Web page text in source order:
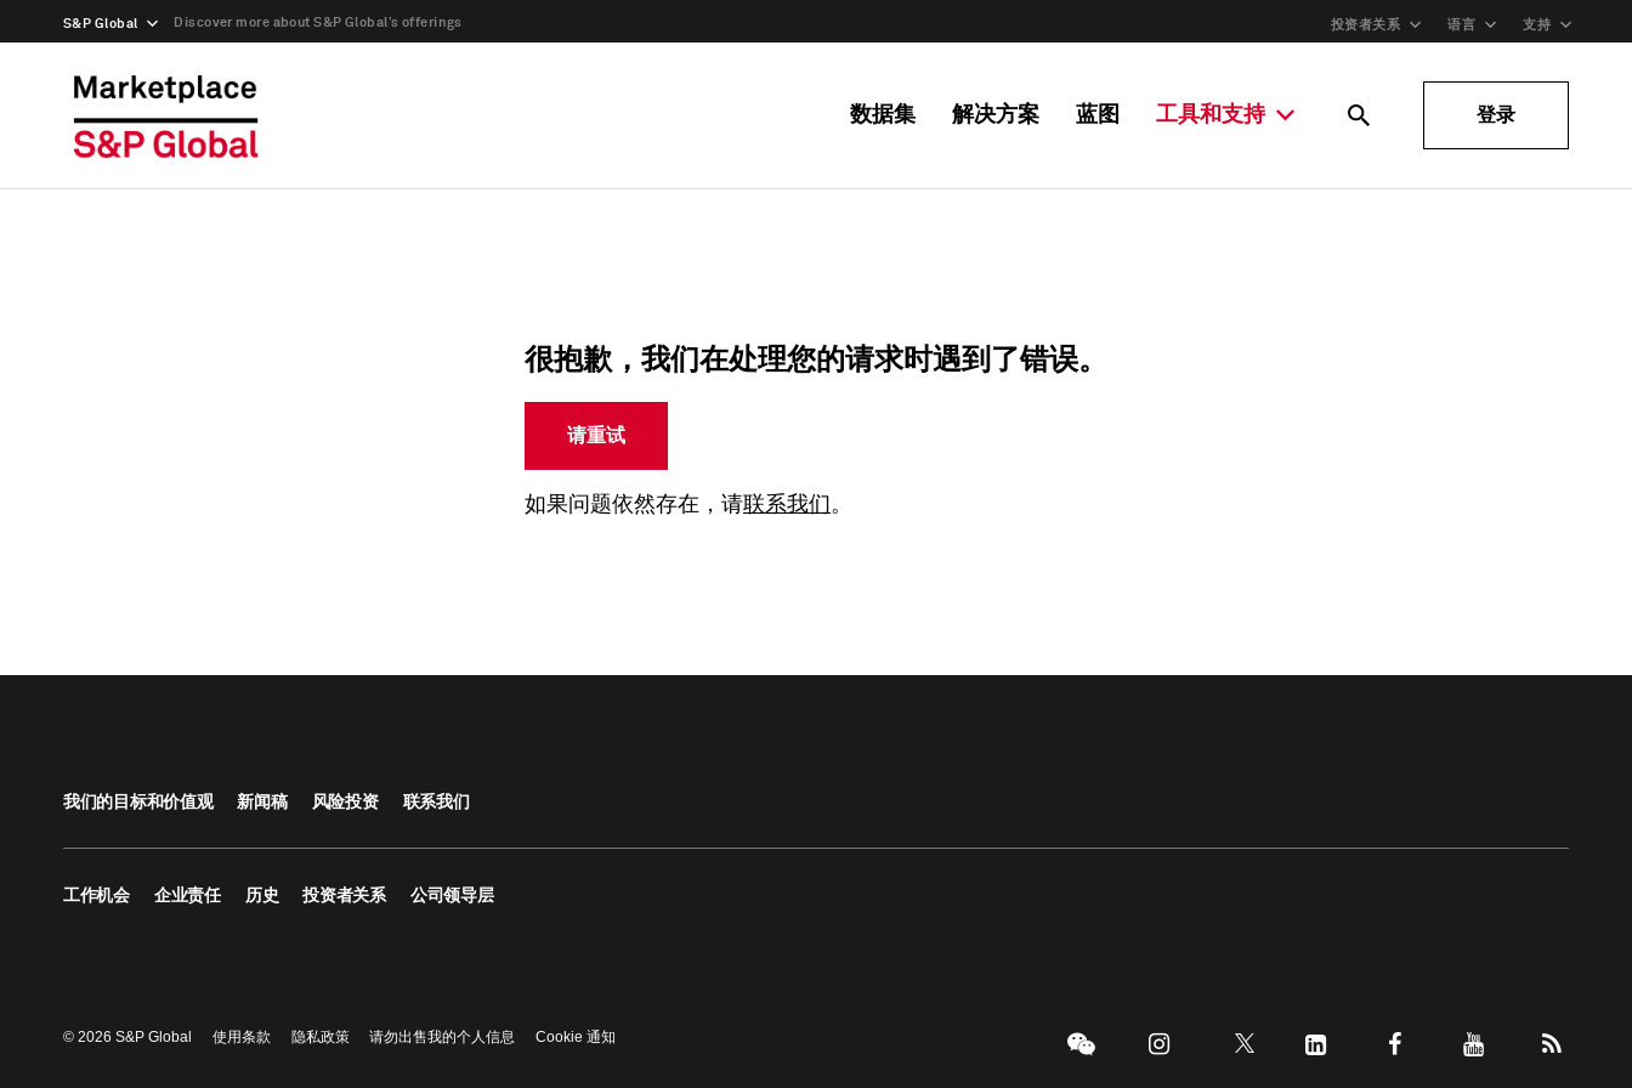
S&P Global Discover more about S&P Global’s offerings 投资者关系 语言 支持
数据集 解决方案 蓝图 工具和支持 登录
很抱歉，我们在处理您的请求时遇到了错误。
请重试
如果问题依然存在，请联系我们 。
我们的目标和价值观 新闻稿 风险投资 联系我们
工作机会 企业责任 历史 投资者关系 公司领导层
© 2026 S&P Global 使用条款 隐私政策 请勿出售我的个人信息 Cookie 通知